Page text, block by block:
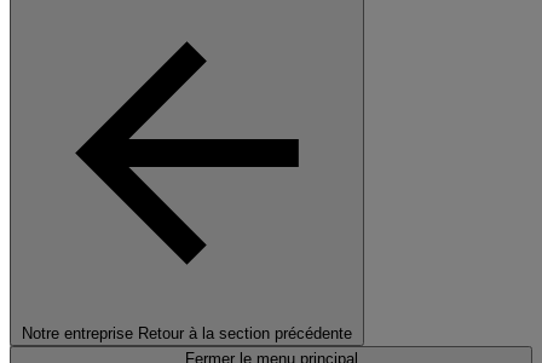
Notre entreprise Retour à la section précédente
Fermer le menu principal